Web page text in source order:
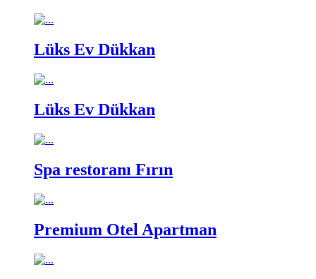
Lüks Ev Dükkan
Lüks Ev Dükkan
Spa restoranı Fırın
Premium Otel Apartman